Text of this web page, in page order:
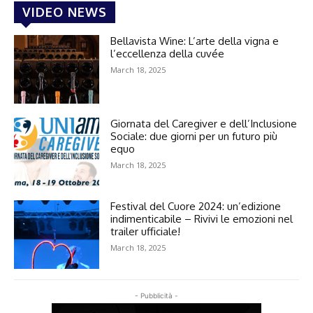
VIDEO NEWS
Bellavista Wine: L’arte della vigna e
l’eccellenza della cuvée
March 18, 2025
Giornata del Caregiver e dell’Inclusione
Sociale: due giorni per un futuro più
equo
March 18, 2025
Festival del Cuore 2024: un’edizione
indimenticabile – Rivivi le emozioni nel
trailer ufficiale!
March 18, 2025
- Pubblicità -